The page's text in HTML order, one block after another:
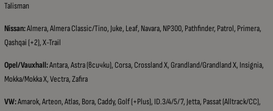
Talisman
Nissan:Almera, Almera Classic/Tino, Juke, Leaf, Navara, NP300, Pathfinder, Patrol, Primera,
Qashqai (+2), X-Trail
Opel/Vauxhall:Antara, Astra (всички), Corsa, Crossland X, Grandland/Grandland X, Insignia,
Mokka/Mokka X, Vectra, Zafira
VW:Amarok, Arteon, Atlas, Bora, Caddy, Golf (+Plus), ID.3/4/5/7, Jetta, Passat (Alltrack/CC),